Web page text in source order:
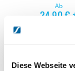
Diese Webseite
Ab
34,90 €